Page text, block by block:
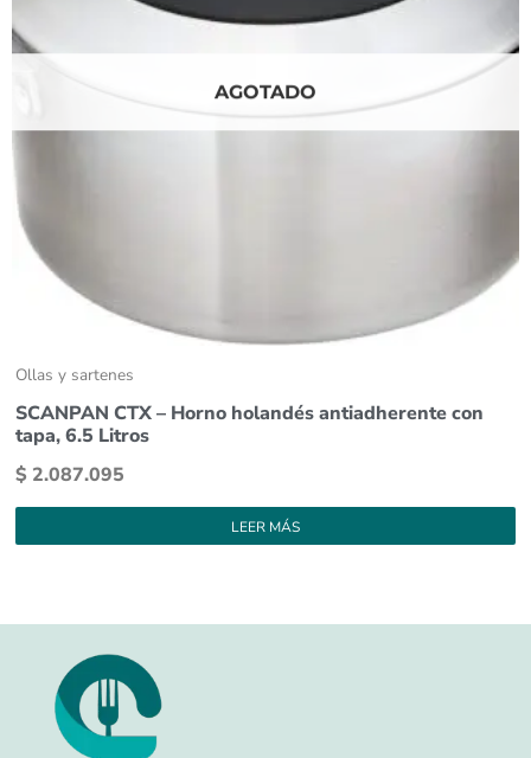
AGOTADO
Ollas y sartenes
SCANPAN CTX – Horno holandés antiadherente con
tapa, 6.5 Litros
$ 2.087.095
LEER MÁS